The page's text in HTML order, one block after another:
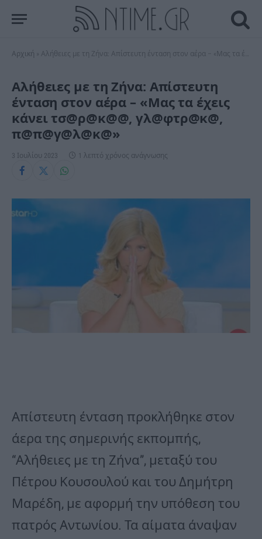
Αρχική Αλήθειες με τη Ζήνα: Απίστευτη ένταση στον αέρα – «Μας τα έχεις κάνει τσ@ρ@κ@@, γλ@φτρ@κ@, π@π@γ@λ@κ@»
Αλήθειες με τη Ζήνα: Απίστευτη
ένταση στον αέρα – «Μας τα έχεις
κάνει τσ@ρ@κ@@, γλ@φτρ@κ@,
π@π@γ@λ@κ@»
3 Ιουλίου 2023 1 λεπτό χρόνος ανάγνωσης
Απίστευτη ένταση προκλήθηκε στον
άερα της σημερινής εκπομπής,
“Αλήθειες με τη Ζήνα”, μεταξύ του
Πέτρου Κουσουλού και του Δημήτρη
Μαρέδη, με αφορμή την υπόθεση του
πατρός Αντωνίου. Τα αίματα άναψαν